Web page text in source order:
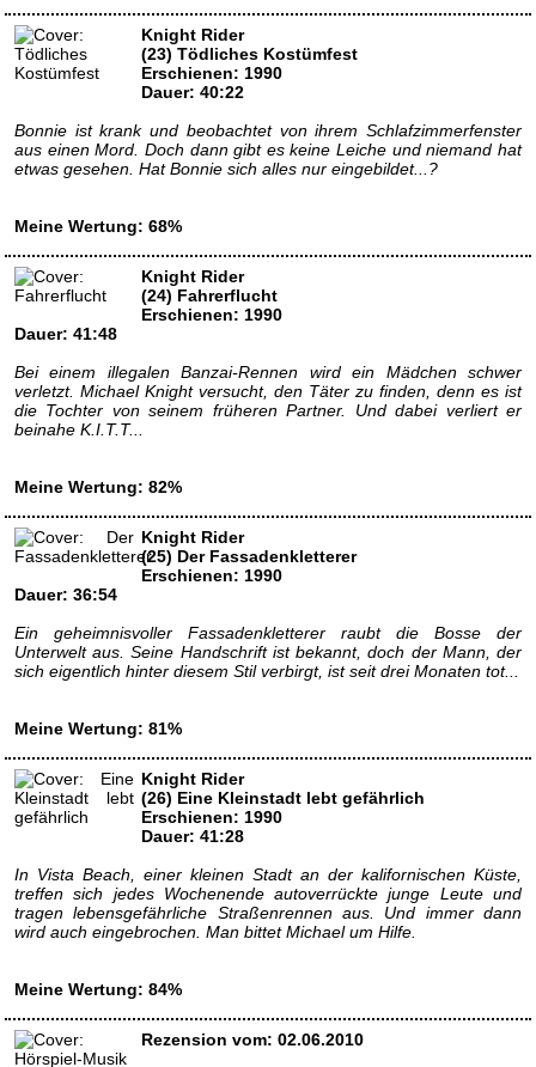
Knight Rider
(23) Tödliches Kostümfest
Erschienen: 1990
Dauer: 40:22
Bonnie ist krank und beobachtet von ihrem Schlafzimmerfenster
aus einen Mord. Doch dann gibt es keine Leiche und niemand hat
etwas gesehen. Hat Bonnie sich alles nur eingebildet...?
Meine Wertung: 68%
Knight Rider
(24) Fahrerflucht
Erschienen: 1990
Dauer: 41:48
Bei einem illegalen Banzai-Rennen wird ein Mädchen schwer
verletzt. Michael Knight versucht, den Täter zu finden, denn es ist
die Tochter von seinem früheren Partner. Und dabei verliert er
beinahe K.I.T.T...
Meine Wertung: 82%
Knight Rider
(25) Der Fassadenkletterer
Erschienen: 1990
Dauer: 36:54
Ein geheimnisvoller Fassadenkletterer raubt die Bosse der
Unterwelt aus. Seine Handschrift ist bekannt, doch der Mann, der
sich eigentlich hinter diesem Stil verbirgt, ist seit drei Monaten tot...
Meine Wertung: 81%
Knight Rider
(26) Eine Kleinstadt lebt gefährlich
Erschienen: 1990
Dauer: 41:28
In Vista Beach, einer kleinen Stadt an der kalifornischen Küste,
treffen sich jedes Wochenende autoverrückte junge Leute und
tragen lebensgefährliche Straßenrennen aus. Und immer dann
wird auch eingebrochen. Man bittet Michael um Hilfe.
Meine Wertung: 84%
Rezension vom: 02.06.2010